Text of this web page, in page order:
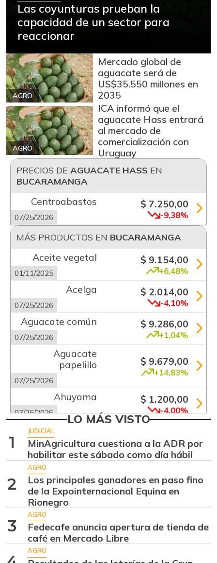
Las coyunturas prueban la
capacidad de un sector para
reaccionar
AGRO
Mercado global de
aguacate será de
US$35.550 millones en
2035
AGRO
ICA informó que el
aguacate Hass entrará
al mercado de
comercialización con
Uruguay
PRECIOS DE AGUACATE HASS EN
BUCARAMANGA
Centroabastos
07/25/2026
$ 7.250,00
-9,38%
MÁS PRODUCTOS EN BUCARAMANGA
Aceite vegetal
01/11/2025
$ 9.154,00
+6,48%
Acelga
07/25/2026
$ 2.014,00
-4,10%
Aguacate común
07/25/2026
$ 9.286,00
+1,04%
Aguacate
papelillo
07/25/2026
$ 9.679,00
+14,83%
Ahuyama
07/25/2026
$ 1.200,00
-4,00%
Ahuyamín
07/25/2026 +10,20%
Ajo
07/25/2026
$ 6.000,00
+0,23%
Apio
07/25/2026
$ 1.000,00
-2,82%
Arracacha
amarilla
07/25/2026
$ 4.352,00
-5,39%
LO MÁS VISTO
1
JUDICIAL
MinAgricultura cuestiona a la ADR por
habilitar este sábado como día hábil
2
AGRO
Los principales ganadores en paso fino
de la Expointernacional Equina en
Rionegro
3
AGRO
Fedecafe anuncia apertura de tienda de
café en Mercado Libre
AGRO